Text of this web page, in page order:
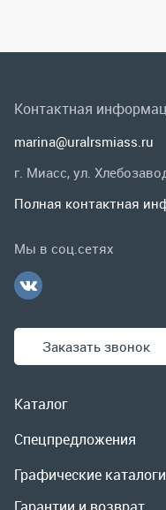
Спецпредложения
Гарантии и возврат
Заказать звонок